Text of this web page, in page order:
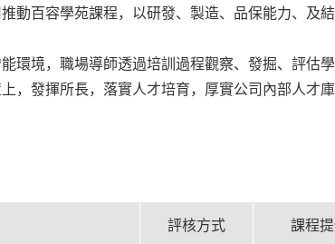
動百容學苑課程，以研發、製造、品保能力、及
環境，職場導師透過培訓過程觀察、發掘、評估
，發揮所長，落實人才培育，厚實公司內部人才庫
評核方式 課程